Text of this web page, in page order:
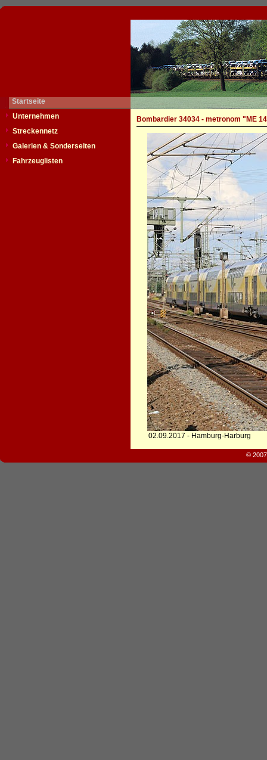
Startseite
Unternehmen
Streckennetz
Galerien & Sonderseiten
Fahrzeuglisten
Bombardier 34034 - metronom "ME
02.09.2017 - Hamburg-Harburg
©